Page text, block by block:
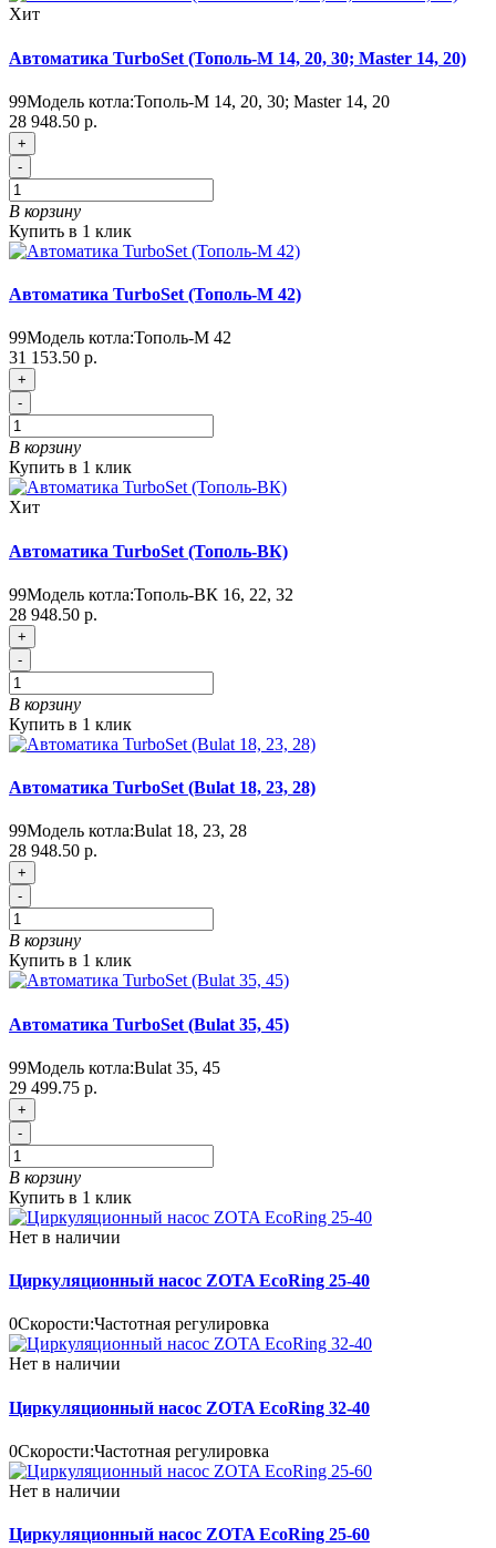
Хит
Автоматика TurboSet (Тополь-М 14, 20, 30; Master 14, 20)
99Модель котла:Тополь-М 14, 20, 30; Master 14, 20
28 948.50 р.
+
-
В корзину
Купить в 1 клик
Автоматика TurboSet (Тополь-М 42)
99Модель котла:Тополь-М 42
31 153.50 р.
+
-
В корзину
Купить в 1 клик
Хит
Автоматика TurboSet (Тополь-ВК)
99Модель котла:Тополь-ВК 16, 22, 32
28 948.50 р.
+
-
В корзину
Купить в 1 клик
Автоматика TurboSet (Bulat 18, 23, 28)
99Модель котла:Bulat 18, 23, 28
28 948.50 р.
+
-
В корзину
Купить в 1 клик
Автоматика TurboSet (Bulat 35, 45)
99Модель котла:Bulat 35, 45
29 499.75 р.
+
-
В корзину
Купить в 1 клик
Нет в наличии
Циркуляционный насос ZOTA EcoRing 25-40
0Скорости:Частотная регулировка
Нет в наличии
Циркуляционный насос ZOTA EcoRing 32-40
0Скорости:Частотная регулировка
Нет в наличии
Циркуляционный насос ZOTA EcoRing 25-60